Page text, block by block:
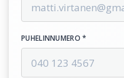
PUHELINNUMERO *